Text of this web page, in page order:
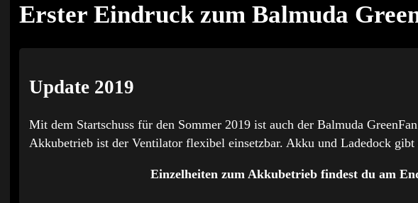
Erster Eindruck zum Balmuda
Update 2019
Mit dem Startschuss für den Sommer 2019 ist auch der Balmuda
Akkubetrieb ist der Ventilator flexibel einsetzbar. Akku und Ladedock gibt
Einzelheiten zum Akkubetrieb findest du am